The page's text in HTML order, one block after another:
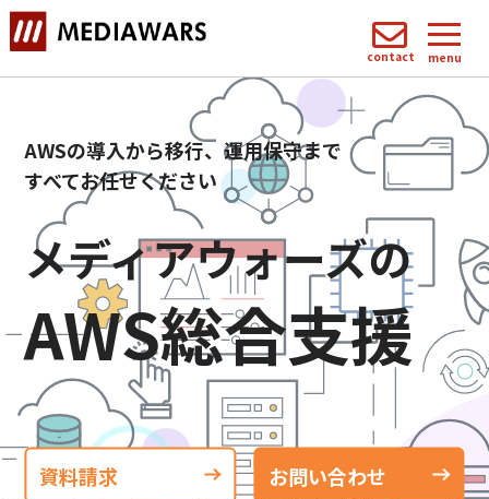
menu
contact
AWSの導入から移行、運用保守まで
すべてお任せください
メディアウォーズの
AWS総合支援
資料請求 お問い合わせ